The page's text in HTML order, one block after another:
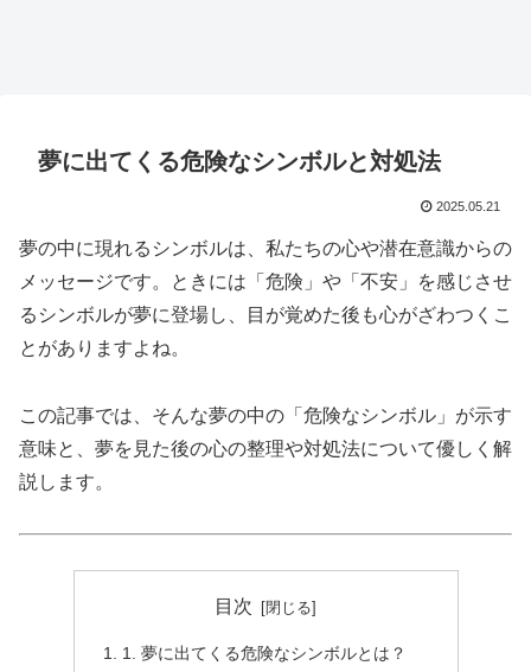
夢に出てくる危険なシンボルと対処法
2025.05.21
夢の中に現れるシンボルは、私たちの心や潜在意識からの
メッセージです。ときには「危険」や「不安」を感じさせ
るシンボルが夢に登場し、目が覚めた後も心がざわつくこ
とがありますよね。
この記事では、そんな夢の中の「危険なシンボル」が示す
意味と、夢を見た後の心の整理や対処法について優しく解
説します。
目次
1. 夢に出てくる危険なシンボルとは？